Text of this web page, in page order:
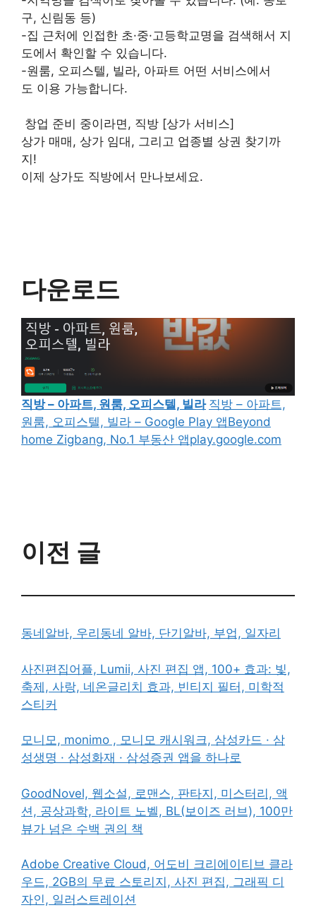
구, 신림동 등)
-집 근처에 인접한 초·중·고등학교명을 검색해서 지
도에서 확인할 수 있습니다.
-원룸, 오피스텔, 빌라, 아파트 어떤 서비스에서
도 이용 가능합니다.
창업 준비 중이라면, 직방 [상가 서비스]
상가 매매, 상가 임대, 그리고 업종별 상권 찾기까
지!
이제 상가도 직방에서 만나보세요.
다운로드
직방 – 아파트, 원룸, 오피스텔, 빌라 직방 – 아파트,
원룸, 오피스텔, 빌라 – Google Play 앱Beyond
home Zigbang, No.1 부동산 앱play.google.com
이전 글
동네알바, 우리동네 알바, 단기알바, 부업, 일자리
사진편집어플, Lumii, 사진 편집 앱, 100+ 효과: 빛,
축제, 사랑, 네온글리치 효과, 빈티지 필터, 미학적
스티커
모니모, monimo , 모니모 캐시워크, 삼성카드 · 삼
성생명 · 삼성화재 · 삼성증권 앱을 하나로
GoodNovel, 웹소설, 로맨스, 판타지, 미스터리, 액
션, 공상과학, 라이트 노벨, BL(보이즈 러브), 100만
뷰가 넘은 수백 권의 책
Adobe Creative Cloud, 어도비 크리에이티브 클라
우드, 2GB의 무료 스토리지, 사진 편집, 그래픽 디
자인, 일러스트레이션